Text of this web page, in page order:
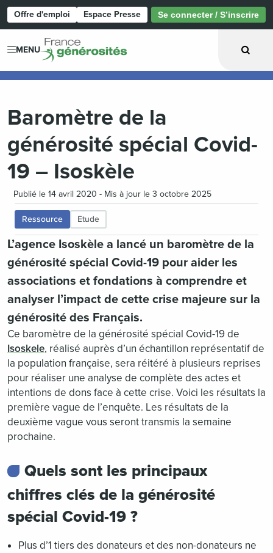
Offre d'emploi Espace Presse Se connecter / S’inscrire
MENU
Baromètre de la
générosité spécial Covid-
19 – Isoskèle
Publié le 14 avril 2020 - Mis à jour le 3 octobre 2025
Ressource Etude
L’agence Isoskèle a lancé un baromètre de la
générosité spécial Covid-19 pour aider les
associations et fondations à comprendre et
analyser l’impact de cette crise majeure sur la
générosité des Français.
Ce baromètre de la générosité spécial Covid-19 de
Isoskele, réalisé auprès d’un échantillon représentatif de
la population française, sera réitéré à plusieurs reprises
pour réaliser une analyse de complète des actes et
intentions de dons face à cette crise. Voici les résultats la
première vague de l’enquête. Les résultats de la
deuxième vague vous seront transmis la semaine
prochaine.
Quels sont les principaux
chiffres clés de la générosité
spécial Covid-19 ?
Plus d’1 tiers des donateurs et des non-donateurs ne